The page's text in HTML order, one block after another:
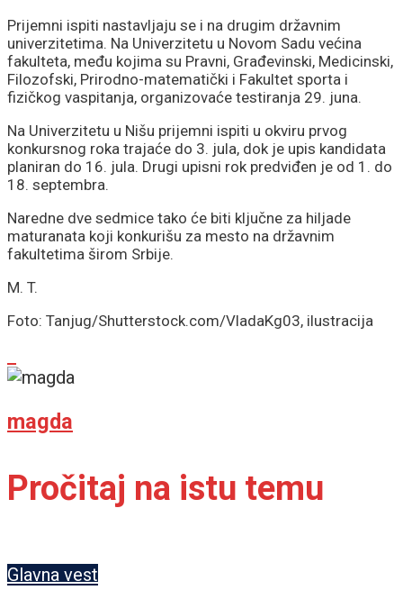
septembru
Prijemni ispiti nastavljaju se i na drugim državnim
univerzitetima. Na Univerzitetu u Novom Sadu većina
fakulteta, među kojima su Pravni, Građevinski, Medicinski,
Filozofski, Prirodno-matematički i Fakultet sporta i
fizičkog vaspitanja, organizovaće testiranja 29. juna.
Na Univerzitetu u Nišu prijemni ispiti u okviru prvog
konkursnog roka trajaće do 3. jula, dok je upis kandidata
planiran do 16. jula. Drugi upisni rok predviđen je od 1. do
18. septembra.
Naredne dve sedmice tako će biti ključne za hiljade
maturanata koji konkurišu za mesto na državnim
fakultetima širom Srbije.
M. T.
Foto: Tanjug/Shutterstock.com/VladaKg03, ilustracija
magda
Pročitaj na istu temu
Glavna vest